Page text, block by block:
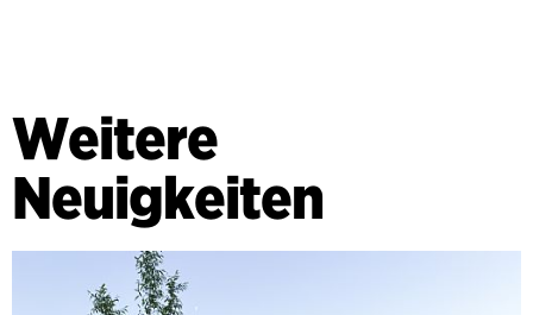
Weitere
Neuigkeiten